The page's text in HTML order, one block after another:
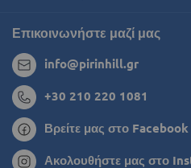
Επικοινωνήστε μαζί μας
info@pirinhill.gr
+30 210 220 1081
Βρείτε μας στο Facebook
Ακολουθήστε μας στο